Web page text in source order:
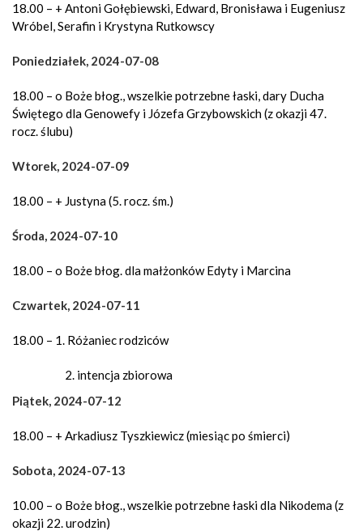
18.00 – + Antoni Gołębiewski, Edward, Bronisława i Eugeniusz
Wróbel, Serafin i Krystyna Rutkowscy
Poniedziałek, 2024-07-08
18.00 – o Boże błog., wszelkie potrzebne łaski, dary Ducha
Świętego dla Genowefy i Józefa Grzybowskich (z okazji 47.
rocz. ślubu)
Wtorek, 2024-07-09
18.00 – + Justyna (5. rocz. śm.)
Środa, 2024-07-10
18.00 – o Boże błog. dla małżonków Edyty i Marcina
Czwartek, 2024-07-11
18.00 – 1. Różaniec rodziców
intencja zbiorowa
Piątek, 2024-07-12
18.00 – + Arkadiusz Tyszkiewicz (miesiąc po śmierci)
Sobota, 2024-07-13
10.00 – o Boże błog., wszelkie potrzebne łaski dla Nikodema (z
okazji 22. urodzin)